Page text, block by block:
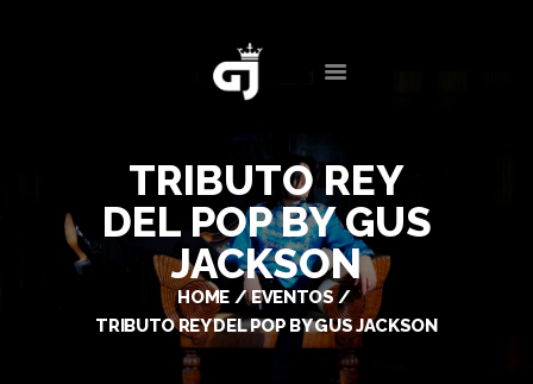
TRIBUTO REY
DEL POP BY GUS
JACKSON
HOME
EVENTOS
TRIBUTO REY DEL POP BY GUS JACKSON
CONTACTO
SERVICIOS
MULTIMEDIA
NOTICIAS